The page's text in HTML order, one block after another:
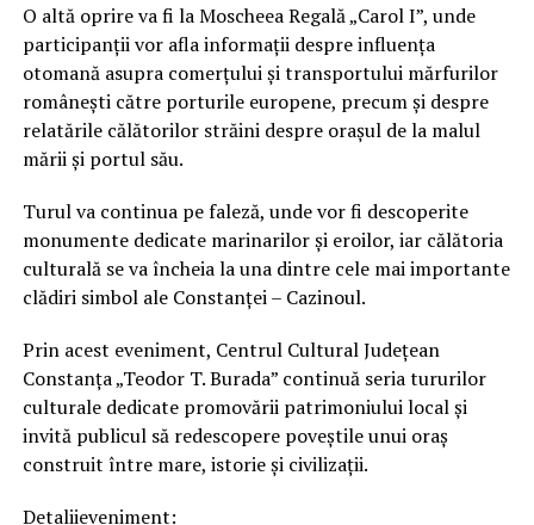
O altă oprire va fi la Moscheea Regală „Carol I”, unde
participanții vor afla informații despre influența
otomană asupra comerțului și transportului mărfurilor
românești către porturile europene, precum și despre
relatările călătorilor străini despre orașul de la malul
mării și portul său.
Turul va continua pe faleză, unde vor fi descoperite
monumente dedicate marinarilor și eroilor, iar călătoria
culturală se va încheia la una dintre cele mai importante
clădiri simbol ale Constanței – Cazinoul.
Prin acest eveniment, Centrul Cultural Județean
Constanța „Teodor T. Burada” continuă seria tururilor
culturale dedicate promovării patrimoniului local și
invită publicul să redescopere poveștile unui oraș
construit între mare, istorie și civilizații.
Detaliieveniment: